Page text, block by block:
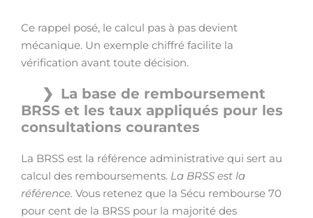
Ce rappel posé, le calcul pas à pas devient
mécanique. Un exemple chiffré facilite la
vérification avant toute décision.
La base de remboursement
BRSS et les taux appliqués pour les
consultations courantes
La BRSS est la référence administrative qui sert au
calcul des remboursements. La BRSS est la
référence. Vous retenez que la Sécu rembourse 70
pour cent de la BRSS pour la majorité des